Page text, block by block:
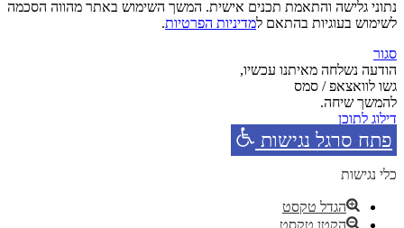
נתוני גלישה והתאמת תכנים אישית. המשך השימוש באתר מהווה הסכמה
לשימוש בעוגיות בהתאם למדיניות הפרטיות.
סגור
הודעה נשלחה מאיתנו עכשיו,
גשו לוואצאפ / סמס
להמשך שיחה.
דילוג לתוכן
פתח סרגל נגישות
כלי נגישות
הגדל טקסט
הקטן טקסט